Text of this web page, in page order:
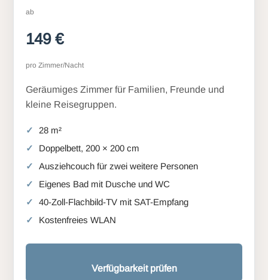
ab
149 €
pro Zimmer/Nacht
Geräumiges Zimmer für Familien, Freunde und
kleine Reisegruppen.
28 m²
Doppelbett, 200 × 200 cm
Ausziehcouch für zwei weitere Personen
Eigenes Bad mit Dusche und WC
40-Zoll-Flachbild-TV mit SAT-Empfang
Kostenfreies WLAN
Verfügbarkeit prüfen